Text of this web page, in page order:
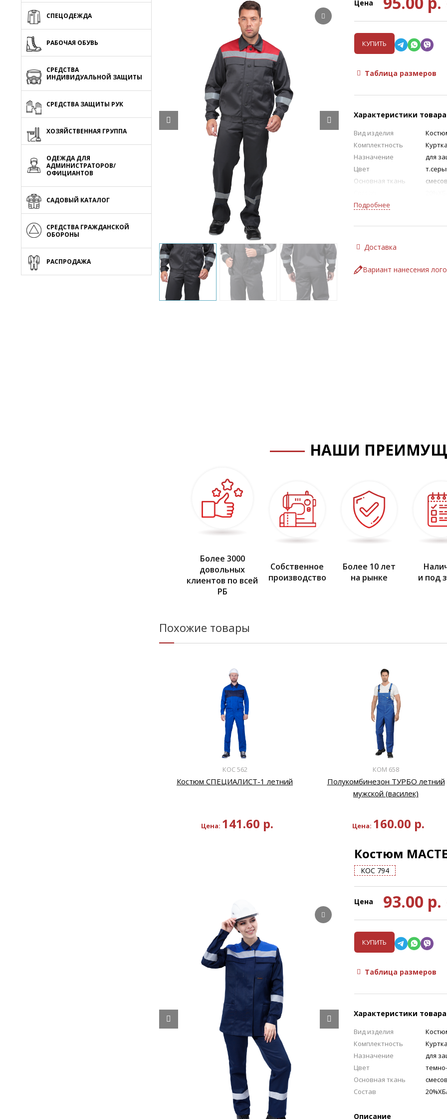
СПЕЦОДЕЖДА
РАБОЧАЯ ОБУВЬ
СРЕДСТВА
ИНДИВИДУАЛЬНОЙ ЗАЩИТЫ
СРЕДСТВА ЗАЩИТЫ РУК
ХОЗЯЙСТВЕННАЯ ГРУППА
ОДЕЖДА ДЛЯ
АДМИНИСТРАТОРОВ/
ОФИЦИАНТОВ
САДОВЫЙ КАТАЛОГ
СРЕДСТВА ГРАЖДАНСКОЙ
ОБОРОНЫ
РАСПРОДАЖА
Цена
КУПИТЬ
Таблица размеров
Характеристики товара
Вид изделия
Комплектность
Назначение
для
Цвет
Основная ткань
Подробнее
Доставка
Вариант нанесения
НАШИ
Более 3000
довольных
клиентов по всей
РБ
Собственное
производство
Более 10 лет
на рынке
и под
Похожие товары
КОС 562
Костюм СПЕЦИАЛИСТ-1 летний
Цена: 141.60 р.
КОМ 658
Полукомбинезон ТУРБО летний
мужской (василек)
Цена: 160.00 р.
Костюм
КОС 794
Цена 93.00 р.
КУПИТЬ
Таблица размеров
Характеристики товара
Описание
Вид изделия
Комплектность
Назначение
для
Цвет
Основная ткань
Состав